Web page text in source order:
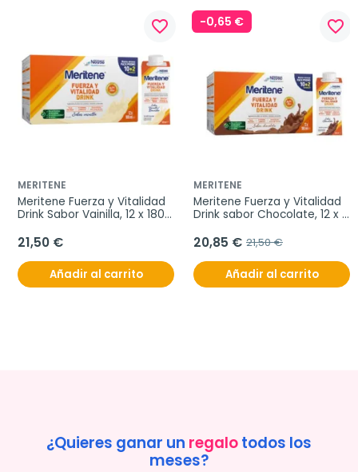
favorite_border
MERITENE
Meritene Fuerza y Vitalidad
Drink Sabor Vainilla, 12 x 180
21,50 €
Añadir al carrito
-0,65 € favorite_border
MERITENE
Meritene Fuerza y Vitalidad
Drink sabor Chocolate, 12 x
20,85 € 21,50 €
Añadir al carrito
¿Quieres ganar un regalotodos los
meses?